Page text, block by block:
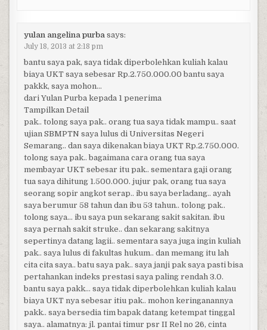
yulan angelina purba says:
July 18, 2013 at 2:18 pm
bantu saya pak, saya tidak diperbolehkan kuliah kalau
biaya UKT saya sebesar Rp.2.750.000.00 bantu saya
pakkk, saya mohon…
dari Yulan Purba kepada 1 penerima
Tampilkan Detail
pak.. tolong saya pak.. orang tua saya tidak mampu.. saat
ujian SBMPTN saya lulus di Universitas Negeri
Semarang.. dan saya dikenakan biaya UKT Rp.2.750.000.
tolong saya pak.. bagaimana cara orang tua saya
membayar UKT sebesar itu pak.. sementara gaji orang
tua saya dihitung 1.500.000. jujur pak, orang tua saya
seorang sopir angkot serap.. ibu saya berladang.. ayah
saya berumur 58 tahun dan ibu 53 tahun.. tolong pak..
tolong saya… ibu saya pun sekarang sakit sakitan. ibu
saya pernah sakit struke.. dan sekarang sakitnya
sepertinya datang lagii.. sementara saya juga ingin kuliah
pak.. saya lulus di fakultas hukum.. dan memang itu lah
cita cita saya.. batu saya pak.. saya janji pak saya pasti bisa
pertahankan indeks prestasi saya paling rendah 3.0.
bantu saya pakk… saya tidak diperbolehkan kuliah kalau
biaya UKT nya sebesar itiu pak.. mohon keringanannya
pakk.. saya bersedia tim bapak datang ketempat tinggal
saya.. alamatnya: jl. pantai timur psr II Rel no 26, cinta